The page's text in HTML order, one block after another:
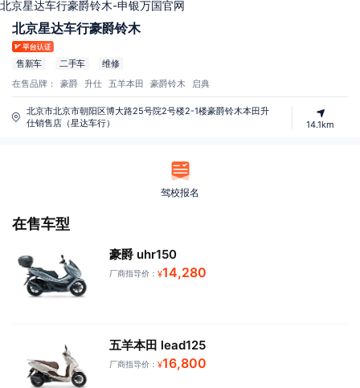
北京星达车行豪爵铃木-申银万国官网
北京星达车行豪爵铃木
售新车 二手车 维修
在售品牌： 豪爵 升仕 五羊本田 豪爵铃木 启典
北京市北京市朝阳区博大路25号院2号楼2-1楼豪爵铃木本田升
仕销售店（星达车行）
14.1km
驾校报名
在售车型
豪爵 uhr150
厂商指导价： ¥14,280
五羊本田 lead125
厂商指导价： ¥16,800